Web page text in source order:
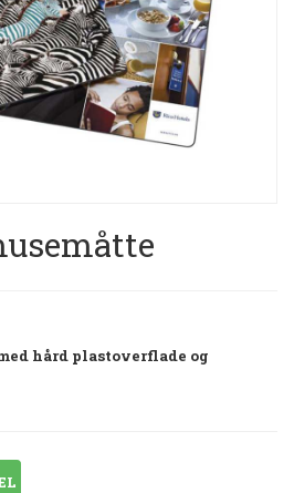
hård plastoverflade og